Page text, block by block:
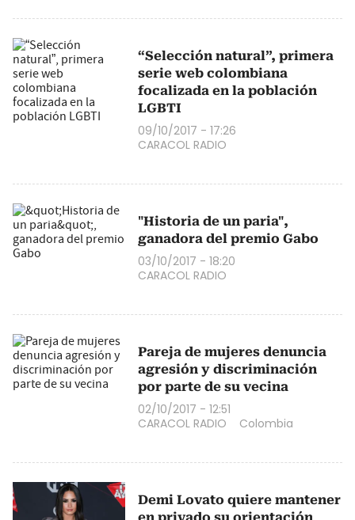
“Selección natural”, primera
serie web colombiana
focalizada en la población
LGBTI
09/10/2017 - 17:26
CARACOL RADIO
"Historia de un paria",
ganadora del premio Gabo
03/10/2017 - 18:20
CARACOL RADIO
Pareja de mujeres denuncia
agresión y discriminación
por parte de su vecina
02/10/2017 - 12:51
CARACOL RADIO
Colombia
Demi Lovato quiere mantener